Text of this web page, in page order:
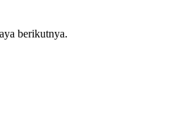
berikutnya.